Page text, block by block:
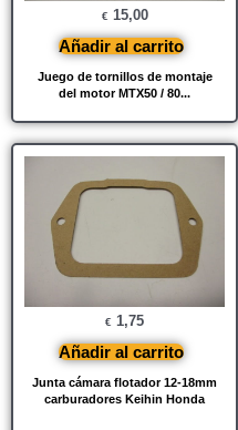
Juego de tornillos de montaje
del motor MTX50 / 80...
€ 15,00
Añadir al carrito
Junta cámara flotador 12-18mm
carburadores Keihin Honda
€ 1,75
Añadir al carrito